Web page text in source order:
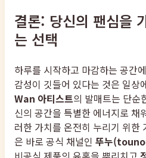
결론: 당신의 팬심을
는 선택
하루를 시작하고 마감하는 공간
감성이 깃들어 있다는 것은 일상
Wan 아티스트의 발매트는 단순
신의 공간을 특별한 에너지로 채
러한 가치를 온전히 누리기 위한
은 바로 공식 채널인 뚜누